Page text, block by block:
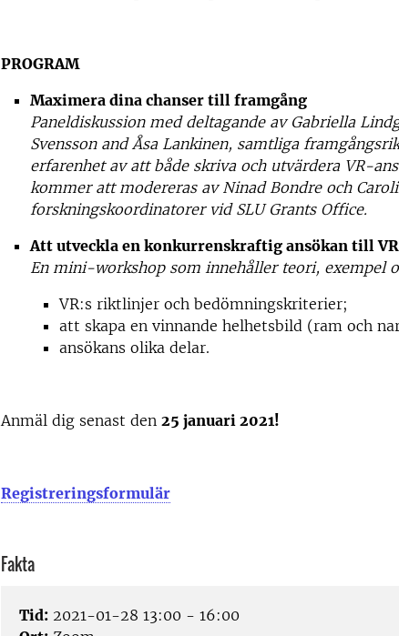
PROGRAM
Maximera dina chanser till framgång
Paneldiskussion med deltagande av Gabriella
Svensson and Åsa Lankinen, samtliga
erfarenhet av att både skriva och utvärdera VR-
kommer att modereras av Ninad Bondre och
forskningskoordinatorer vid SLU Grants Office.
Att utveckla en konkurrenskraftig ansökan till VR
En mini-workshop som innehåller teori, exempel
VR:s riktlinjer och bedömningskriterier;
att skapa en vinnande helhetsbild (ram och
ansökans olika delar.
Anmäl dig senast den 25 januari 2021!
Registreringsformulär
Fakta
Tid: 2021-01-28 13:00 - 16:00